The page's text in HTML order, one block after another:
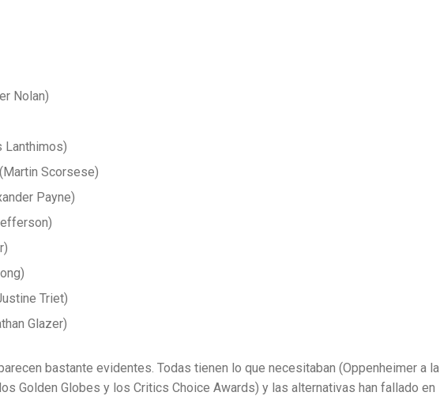
Nolan)
Lanthimos)
Scorsese)
Payne)
Triet)
Glazer)
bastante evidentes. Todas tienen lo que necesitaban (Oppenheimer a la
Golden Globes y los Critics Choice Awards) y las alternativas han fallado en